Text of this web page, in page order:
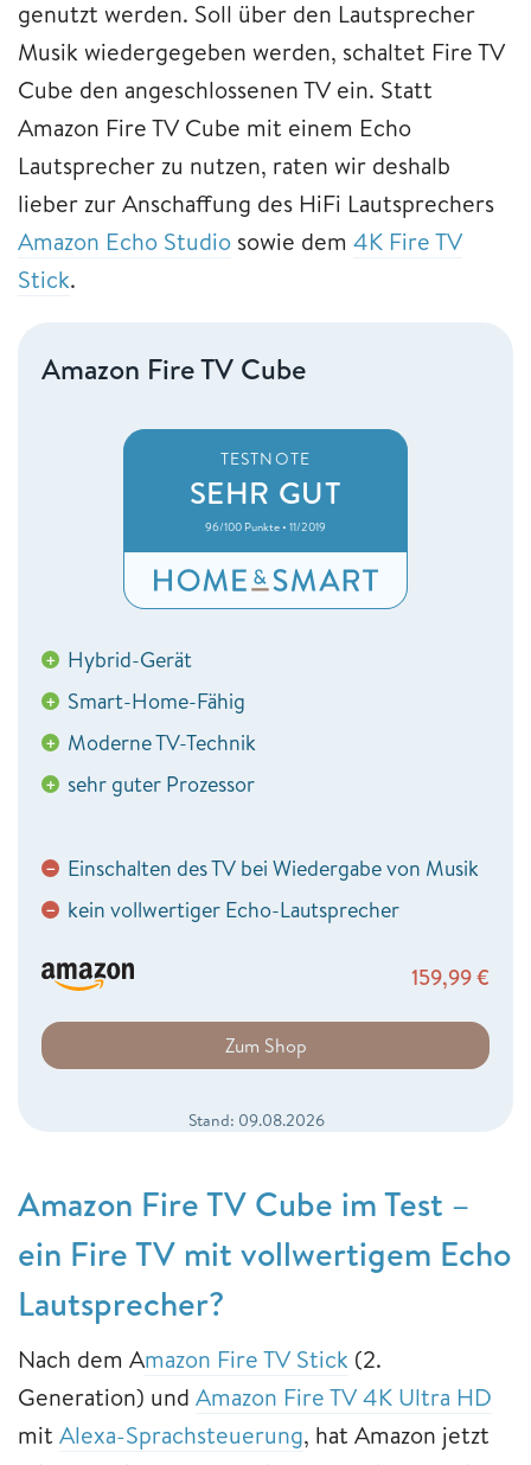
genutzt werden. Soll über den Lautsprecher
Musik wiedergegeben werden, schaltet Fire TV
Cube den angeschlossenen TV ein. Statt
Amazon Fire TV Cube mit einem Echo
Lautsprecher zu nutzen, raten wir deshalb
lieber zur Anschaffung des HiFi Lautsprechers
Amazon Echo Studio sowie dem 4K Fire TV
Stick.
Amazon Fire TV Cube
TESTNOTE
SEHR GUT
96/100 Punkte • 11/2019
+ Hybrid-Gerät
+ Smart-Home-Fähig
+ Moderne TV-Technik
+ sehr guter Prozessor
− Einschalten des TV bei Wiedergabe von Musik
− kein vollwertiger Echo-Lautsprecher
159,99€
Zum Shop
Stand: 09.08.2026
Amazon Fire TV Cube im Test –
ein Fire TV mit vollwertigem Echo
Lautsprecher?
Nach dem Amazon Fire TV Stick (2.
Generation) und Amazon Fire TV 4K Ultra HD
mit Alexa-Sprachsteuerung, hat Amazon jetzt